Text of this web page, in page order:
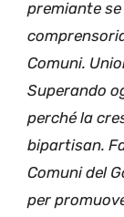
premiante
Comuni.
Superando
perché la
bipartisan.
Comuni del
per